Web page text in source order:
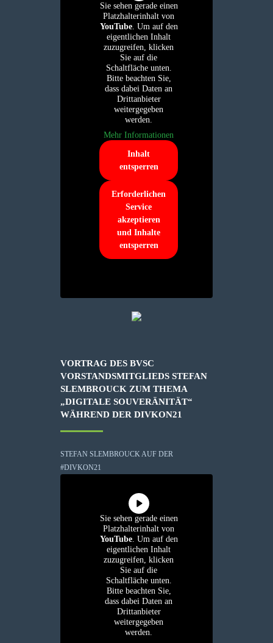
Sie sehen gerade einen
Platzhalterinhalt von
YouTube. Um auf den
eigentlichen Inhalt
zuzugreifen, klicken
Sie auf die
Schaltfläche unten.
Bitte beachten Sie,
dass dabei Daten an
Drittanbieter
weitergegeben
werden.
Mehr Informationen
Inhalt
entsperren
Erforderlichen
Service
akzeptieren
und Inhalte
entsperren
VORTRAG DES BVSC
VORSTANDSMITGLIEDS STEFAN
SLEMBROUCK ZUM THEMA
„DIGITALE SOUVERÄNITÄT“
WÄHREND DER DIVKON21
STEFAN SLEMBROUCK AUF DER
#DIVKON21
Sie sehen gerade einen
Platzhalterinhalt von
YouTube. Um auf den
eigentlichen Inhalt
zuzugreifen, klicken
Sie auf die
Schaltfläche unten.
Bitte beachten Sie,
dass dabei Daten an
Drittanbieter
weitergegeben
werden.